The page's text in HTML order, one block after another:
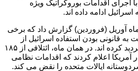
اجرای اقدامات بوروکراتیک ویژه
ادامه داده اند.
آوریل (فروردین) گزارش داد که برخی
قانونی بودن استفاده اسرائیل از
تسلیحات آمریکایی ابراز تردید کرده اند. در همان ماه، ائتلافی از ۱۸۵
اعلام کردند که اقدامات نظامی
ایالات متحده را نقض می کند.